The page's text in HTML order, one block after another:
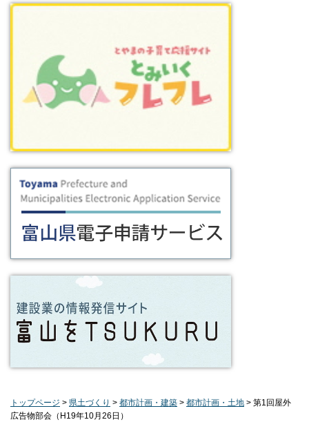
トップページ > 県土づくり > 都市計画・建築 > 都市計画・土地 > 第1回屋外
広告物部会（H19年10月26日）